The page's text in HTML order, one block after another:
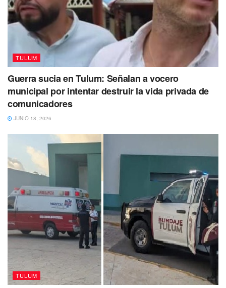
suman Rolex, Casio, Ferrari y Twingo, además de la
facturación de las mujeres.
TULUM
Guerra sucia en Tulum: Señalan a vocero
municipal por intentar destruir la vida privada de
comunicadores
JUNIO 18, 2026
TULUM